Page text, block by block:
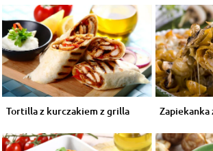
Tortilla z kurczakiem z grilla Zapiekanka